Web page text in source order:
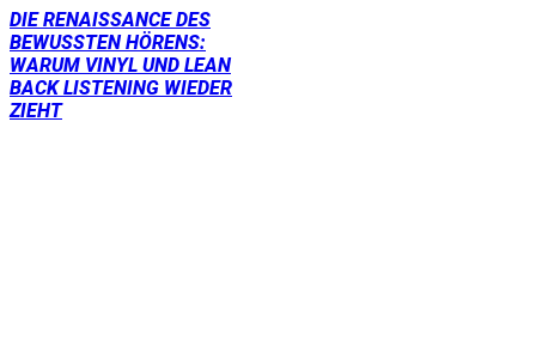
DIE RENAISSANCE DES
BEWUSSTEN HÖRENS:
WARUM VINYL UND LEAN
BACK LISTENING WIEDER
ZIEHT